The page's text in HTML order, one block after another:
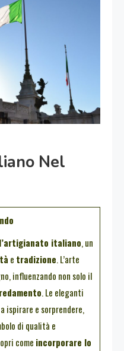
Nel
italiano, un
e tradizione. L’arte
influenzando non solo il
. Le eleganti
ispirare e sorprendere,
di qualità e
come incorporare lo